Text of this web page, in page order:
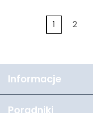
1 2
Informacje
Poradniki